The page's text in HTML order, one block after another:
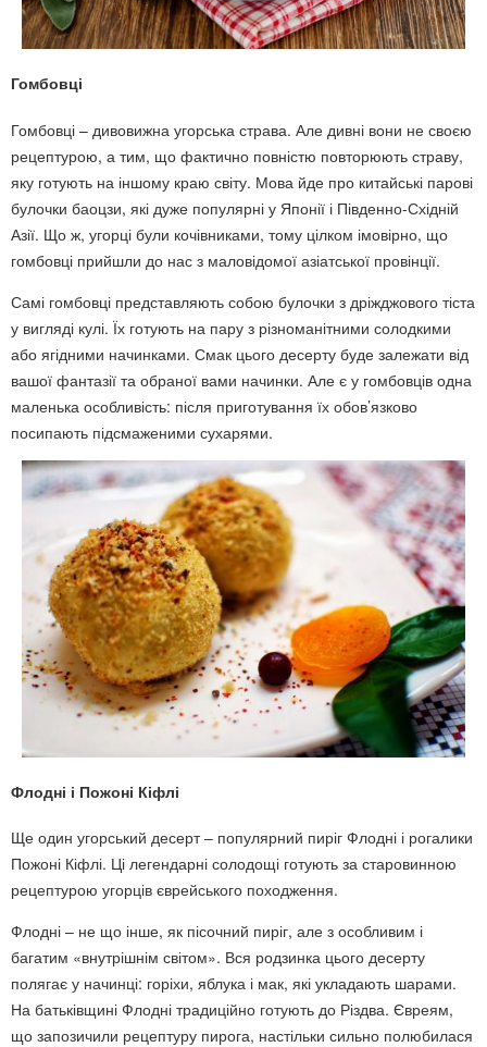
Гомбовці
Гомбовці – дивовижна угорська страва. Але дивні вони не своєю
рецептурою, а тим, що фактично повністю повторюють страву,
яку готують на іншому краю світу. Мова йде про китайські парові
булочки баоцзи, які дуже популярні у Японії і Південно-Східній
Азії. Що ж, угорці були кочівниками, тому цілком імовірно, що
гомбовці прийшли до нас з маловідомої азіатської провінції.
Самі гомбовці представляють собою булочки з дріжджового тіста
у вигляді кулі. Їх готують на пару з різноманітними солодкими
або ягідними начинками. Смак цього десерту буде залежати від
вашої фантазії та обраної вами начинки. Але є у гомбовців одна
маленька особливість: після приготування їх обов’язково
посипають підсмаженими сухарями.
Флодні і Пожоні Кіфлі
Ще один угорський десерт – популярний пиріг Флодні і рогалики
Пожоні Кіфлі. Ці легендарні солодощі готують за старовинною
рецептурою угорців єврейського походження.
Флодні – не що інше, як пісочний пиріг, але з особливим і
багатим «внутрішнім світом». Вся родзинка цього десерту
полягає у начинці: горіхи, яблука і мак, які укладають шарами.
На батьківщині Флодні традиційно готують до Різдва. Євреям,
що запозичили рецептуру пирога, настільки сильно полюбилася